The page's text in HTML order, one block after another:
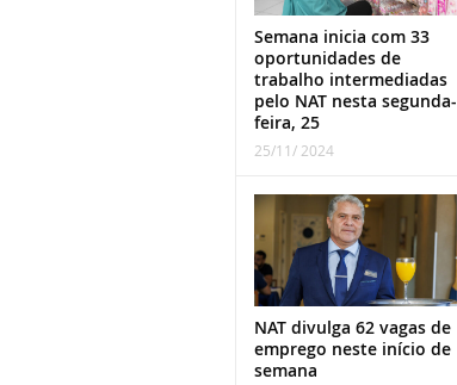
Semana inicia com 33
oportunidades de
trabalho intermediadas
pelo NAT nesta segunda-
feira, 25
25/11/ 2024
NAT divulga 62 vagas de
emprego neste início de
semana